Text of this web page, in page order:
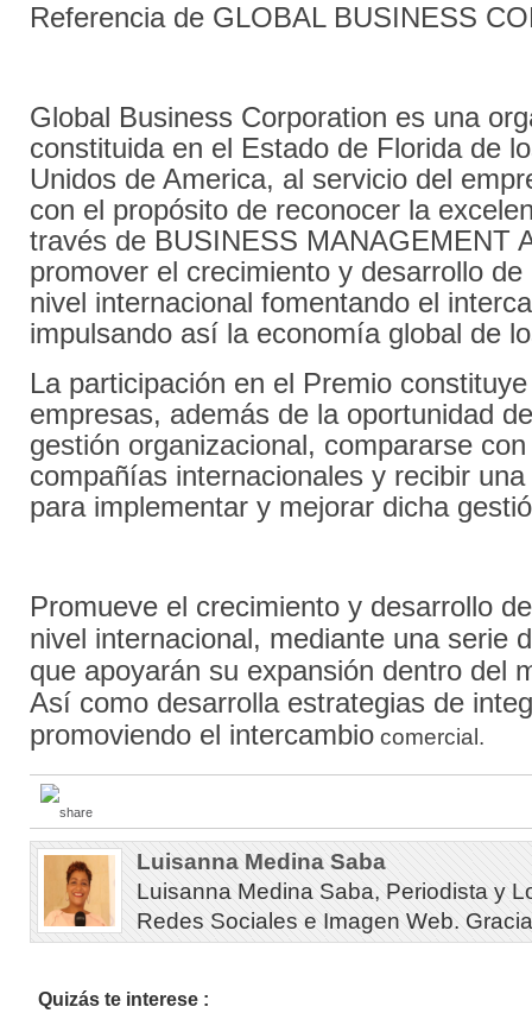
Referencia de GLOBAL BUSINESS
Global Business Corporation es una
constituida en el Estado de Florida de
Unidos de America, al servicio del
con el propósito de reconocer la
través de BUSINESS MANAGEMENT
promover el crecimiento y desarrollo
nivel internacional fomentando el
impulsando así la economía global de
La participación en el Premio
empresas, además de la oportunidad
gestión organizacional, compararse
compañías internacionales y recibir
para implementar y mejorar dicha
Promueve el crecimiento y desarrollo
nivel internacional, mediante una serie
que apoyarán su expansión dentro del
Así como desarrolla estrategias de
promoviendo el intercambio comercial.
Luisanna Medina Saba
Luisanna Medina Saba, Periodista y
Redes Sociales e Imagen Web.
Quizás te interese :